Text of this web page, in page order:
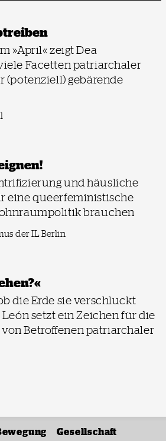
»April« zeigt Dea
Facetten patriarchaler
(potenziell) gebärende
und häusliche
eine queerfeministische
brauchen
der IL Berlin
die Erde sie verschluckt
setzt ein Zeichen für die
Betroffenen patriarchaler
Gesellschaft